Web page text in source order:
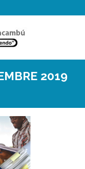
2019